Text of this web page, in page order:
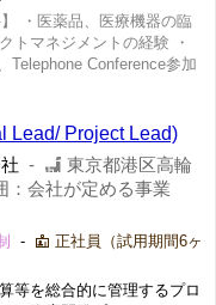
】 ・医薬品、医療機器の臨
トマネジメントの経験 ・
Telephone Conference参加
Lead/ Project Lead)
-
東京都港区高輪
会社が定める事業
-
正社員（試用期間6ヶ
等を総合的に管理するプロ